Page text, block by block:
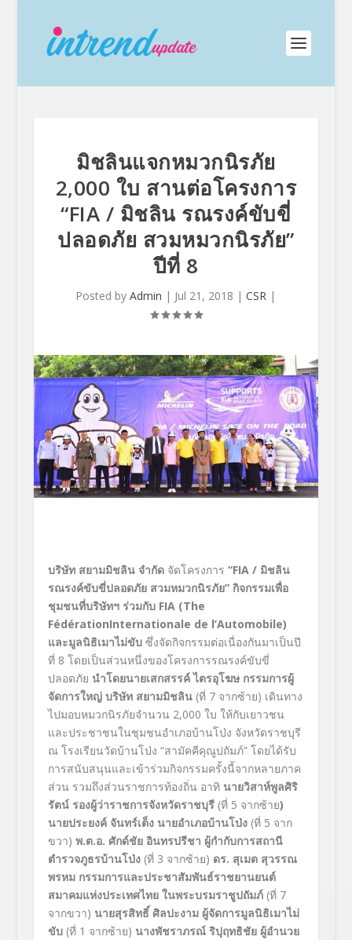
มิชลินแจกหมวกนิรภัย
2,000 ใบ สานต่อโครงการ
“FIA / มิชลิน รณรงค์ขับขี่
ปลอดภัย สวมหมวกนิรภัย”
ปีที่ 8
Posted byAdmin | Jul 21, 2018 |CSR |
บริษัท สยามมิชลิน จำกัดจัดโครงการ “FIA / มิชลิน
รณรงค์ขับขี่ปลอดภัย สวมหมวกนิรภัย” กิจกรรมเพื่อ
ชุมชนที่บริษัทฯ ร่วมกับ FIA (The
FédérationInternationale de l’Automobile)
และมูลนิธิเมาไม่ขับซึ่งจัดกิจกรรมต่อเนื่องกันมาเป็นปี
ที่ 8 โดยเป็นส่วนหนึ่งของโครงการรณรงค์ขับขี่
ปลอดภัย นำโดยนายเสกสรรค์ ไตรอุโฆษ กรรมการผู้
จัดการใหญ่ บริษัท สยามมิชลิน(ที่ 7 จากซ้าย) เดินทาง
ไปมอบหมวกนิรภัยจำนวน 2,000 ใบ ให้กับเยาวชน
และประชาชนในชุมชนอำเภอบ้านโป่ง จังหวัดราชบุรี
ณ โรงเรียนวัดบ้านโป่ง “สามัคคีคุณูปถัมภ์” โดยได้รับ
การสนับสนุนและเข้าร่วมกิจกรรมครั้งนี้จากหลายภาค
ส่วน รวมถึงส่วนราชการท้องถิ่น อาทิ นายวิสาห์พูลศิริ
รัตน์ รองผู้ว่าราชการจังหวัดราชบุรี(ที่ 5 จากซ้าย)
นายประยงค์ จันทร์เต็ง นายอำเภอบ้านโป่ง(ที่ 5 จาก
ขวา) พ.ต.อ. ศักด์ชัย อินทรปรีชา ผู้กำกับการสถานี
ตำรวจภูธรบ้านโป่ง(ที่ 3 จากซ้าย) ดร. สุเมต สุวรรณ
พรหม กรรมการและประชาสัมพันธ์ราชยานยนต์
สมาคมแห่งประเทศไทย ในพระบรมราชูปถัมภ์(ที่ 7
จากขวา) นายสุรสิทธิ์ ศิลปะงาม ผู้จัดการมูลนิธิเมาไม่
ขับ(ที่ 1 จากซ้าย) นางพัชราภรณ์ ริปุฤทธิชัย ผู้อำนวย